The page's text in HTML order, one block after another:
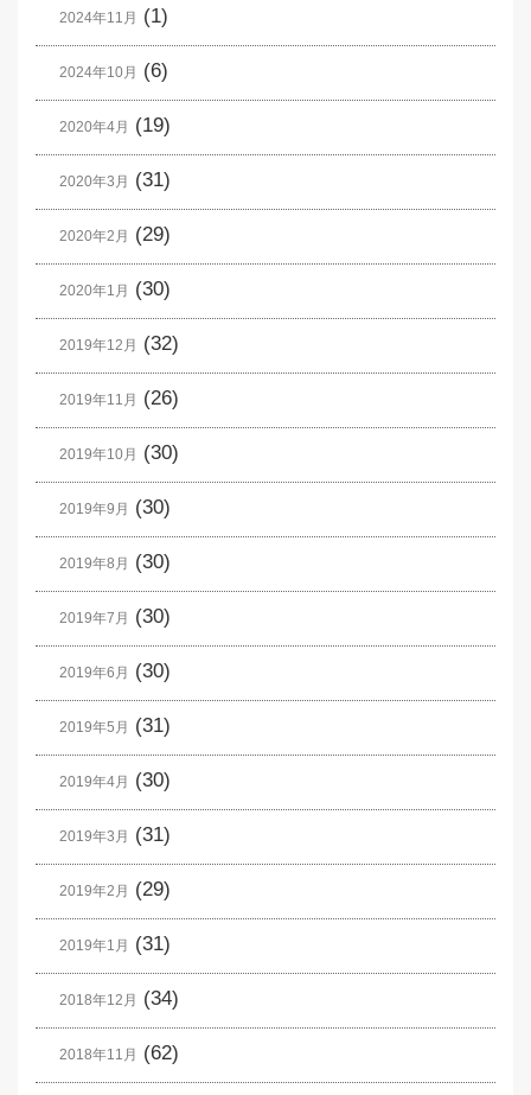
2024年11月 (1)
2024年10月 (6)
2020年4月 (19)
2020年3月 (31)
2020年2月 (29)
2020年1月 (30)
2019年12月 (32)
2019年11月 (26)
2019年10月 (30)
2019年9月 (30)
2019年8月 (30)
2019年7月 (30)
2019年6月 (30)
2019年5月 (31)
2019年4月 (30)
2019年3月 (31)
2019年2月 (29)
2019年1月 (31)
2018年12月 (34)
2018年11月 (62)